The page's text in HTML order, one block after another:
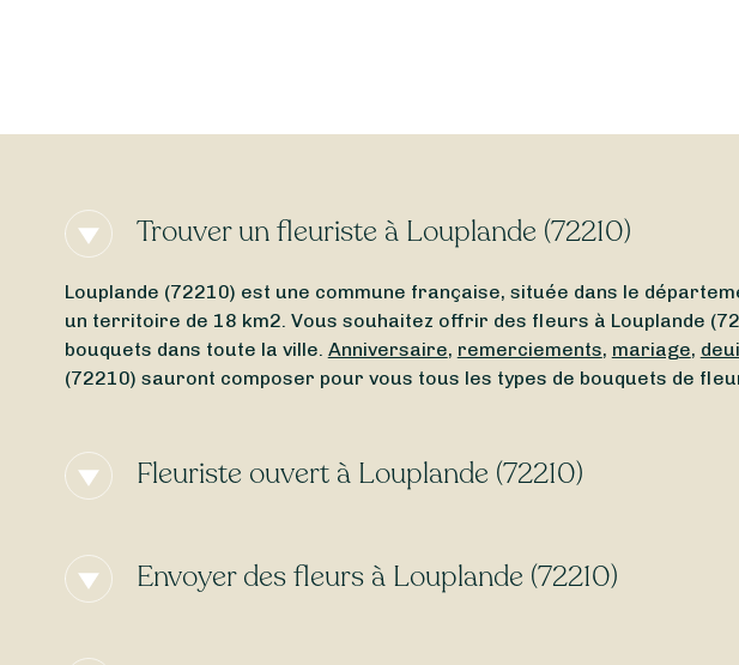
Trouver un fleuriste à Louplande (72210)
Louplande (72210) est une commune française, située dans le
un territoire de 18 km2. Vous souhaitez offrir des fleurs à Louplande
bouquets dans toute la ville. Anniversaire, remerciements, mariage,
(72210) sauront composer pour vous tous les types de bouquets de
Fleuriste ouvert à Louplande (72210)
le jour de la semaine, Sessile vous permet de trouver facilement un
fleuriste ouvert le dimanche, laissez-vous guider.
Envoyer des fleurs à Louplande (72210)